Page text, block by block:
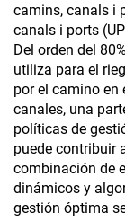
camins, canals i
canals i ports
Del orden del
utiliza para el
por el camino en
canales, una
políticas de
puede contribuir
combinación de
dinámicos y
gestión óptima